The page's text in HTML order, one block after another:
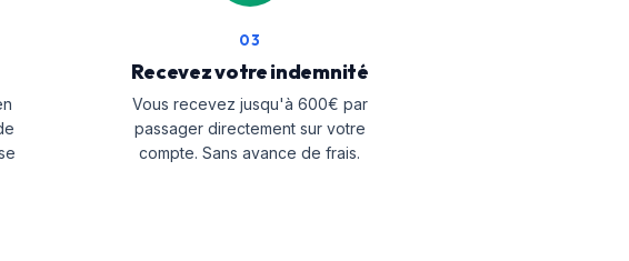
03
Recevez votre indemnité
Vous recevez jusqu'à 600€ par
passager directement sur votre
compte. Sans avance de frais.